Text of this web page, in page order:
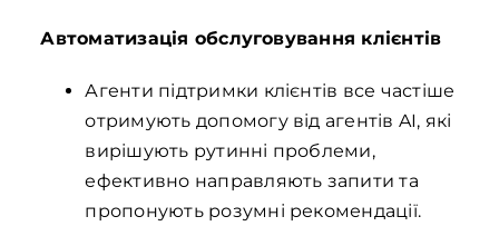
Автоматизація обслуговування клієнтів
Агенти підтримки клієнтів все частіше
отримують допомогу від агентів AI, які
вирішують рутинні проблеми,
ефективно направляють запити та
пропонують розумні рекомендації.